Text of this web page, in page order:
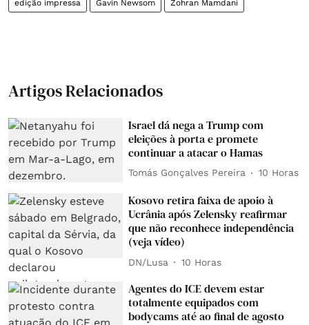
edição impressa Gavin Newsom Zohran Mamdani
Artigos Relacionados
Israel dá nega a Trump com
eleições à porta e promete
continuar a atacar o Hamas
Tomás Gonçalves Pereira 10 Horas
Kosovo retira faixa de apoio à
Ucrânia após Zelensky reafirmar
que não reconhece independência
(veja vídeo)
DN/Lusa 10 Horas
Agentes do ICE devem estar
totalmente equipados com
bodycams até ao final de agosto